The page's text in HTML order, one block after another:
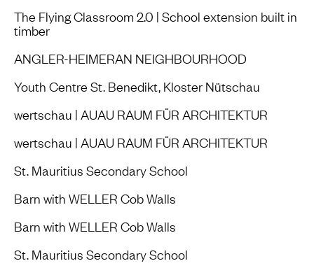
The Flying Classroom 2.0 | School extension built in
timber
ANGLER-HEIMERAN NEIGHBOURHOOD
Youth Centre St. Benedikt, Kloster Nütschau
wertschau | AUAU RAUM FÜR ARCHITEKTUR
wertschau | AUAU RAUM FÜR ARCHITEKTUR
St. Mauritius Secondary School
Barn with WELLER Cob Walls
Barn with WELLER Cob Walls
St. Mauritius Secondary School